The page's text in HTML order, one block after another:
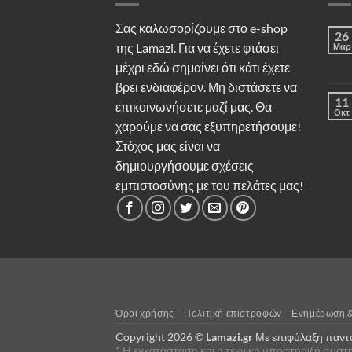
Σας καλωσορίζουμε στο e-shop
της Lamazi. Για να έχετε φτάσει
μέχρι εδώ σημαίνει ότι κάτι έχετε
βρει ενδιαφέρον. Μη διστάσετε να
επικοινωνήσετε μαζί μας. Θα
χαρούμε να σας εξυπηρετήσουμε!
Στόχος μας είναι να
δημιουργήσουμε σχέσεις
εμπιστοσύνης με του πελάτες μας!
26
Μαρ
11
Οκτ
Όροι χρήσης Πολιτική επιστροφών Ενημέρωση
Copyright 2026 © Lamazi.gr Με επιφύλαξη